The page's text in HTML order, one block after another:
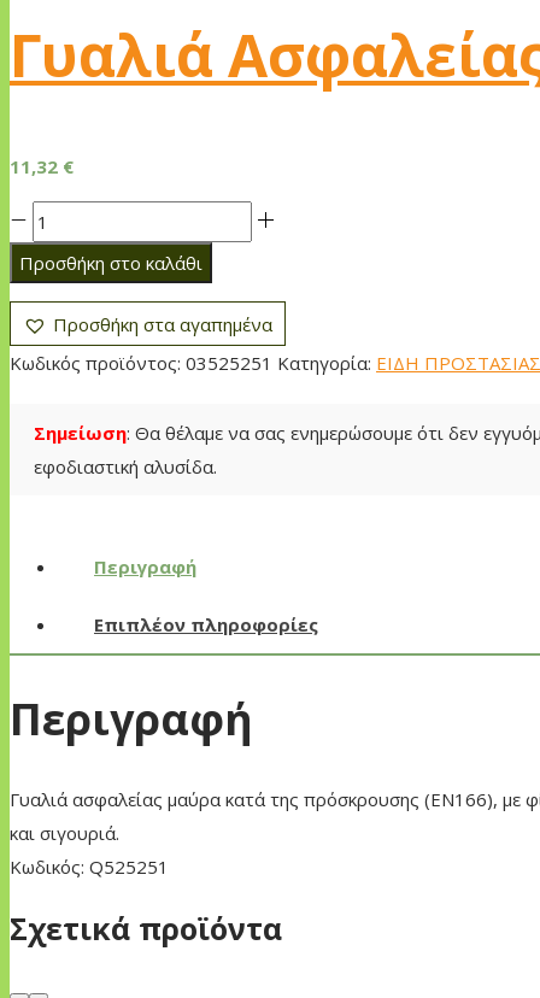
Γυαλιά
11,32 €
Σημείωση: Θα θέλαμε να σας ενημερώσουμε ότι δεν
εφοδιαστική αλυσίδα.
Γυαλιά
Ασφαλείας
Oregon
Μαύρα
ποσότητα
Προσθήκη στο καλάθι
Προσθήκη στα αγαπημένα
Κωδικός προϊόντος: 03525251 Κατηγορία: ΕΙΔΗ ΠΡΟΣΤΑΣΙΑΣ
Περιγραφή
Επιπλέον πληροφορίες
Περιγραφή
Γυαλιά ασφαλείας μαύρα κατά της πρόσκρουσης (EN166), με
και σιγουριά.
Κωδικός: Q525251
Σχετικά προϊόντα